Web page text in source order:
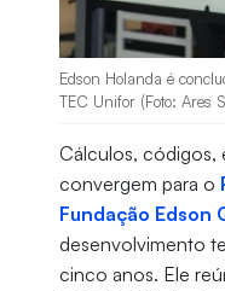
Edson Holanda é
TEC Unifor (Foto: Ares
Cálculos, códigos,
convergem para o
Fundação Edson
desenvolvimento
cinco anos. Ele